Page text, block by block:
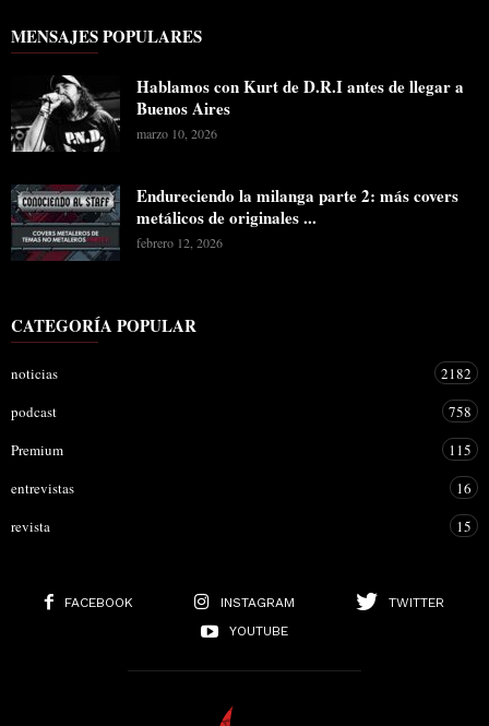
MENSAJES POPULARES
Hablamos con Kurt de D.R.I antes de llegar a
Buenos Aires
marzo 10, 2026
Endureciendo la milanga parte 2: más covers
metálicos de originales ...
febrero 12, 2026
CATEGORÍA POPULAR
noticias
2182
podcast
758
Premium
115
entrevistas
16
revista
15
FACEBOOK INSTAGRAM
TWITTER
YOUTUBE